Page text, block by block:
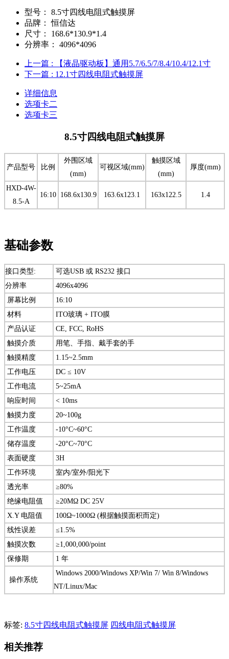
型号：
8.5寸四线电阻式触摸屏
品牌： 恒信达
尺寸：
168.6*130.9*1.4
分辨率：
4096*4096
上一篇 : 【液晶驱动板】通用5.7/6.5/7/8.4/10.4/12.1寸
下一篇 : 12.1寸四线电阻式触摸屏
详细信息
选项卡二
选项卡三
8.5寸四线电阻式触摸屏
产品型号 比例
外围区域
(mm)
可视区域(mm)
触摸区域
(mm)
厚度(mm)
HXD-4W-
8.5-A
16:10 168.6x130.9 163.6x123.1 163x122.5 1.4
基础参数
接口类型:
可选USB 或 RS232 接口
分辨率
4096x4096
屏幕比例
16:10
材料
ITO玻璃 + ITO膜
产品认证
CE, FCC, RoHS
触摸介质
用笔、手指、戴手套的手
触摸精度
1.15~2.5mm
工作电压
DC ≤ 10V
工作电流
5~25mA
响应时间
< 10ms
触摸力度
20~100g
工作温度
-10°C~60°C
储存温度
-20°C~70°C
表面硬度
3H
工作环境
室内/室外/阳光下
透光率
≥80%
绝缘电阻值
≥20MΩ DC 25V
X.Y 电阻值
100Ω~1000Ω (根据触摸面积而定)
线性误差
≤1.5%
触摸次数
≥1,000,000/point
保修期
1 年
操作系统
Windows 2000/Windows XP/Win 7/ Win 8/Windows
NT/Linux/Mac
标签: 8.5寸四线电阻式触摸屏 四线电阻式触摸屏
相关推荐